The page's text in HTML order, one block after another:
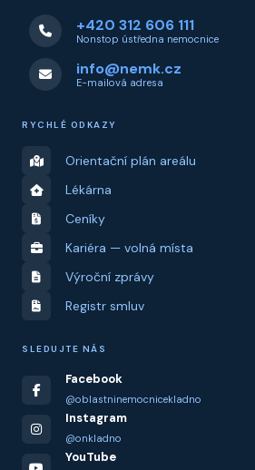
+420 312 606 111
Nonstop ústředna nemocnice
info@nemk.cz
E-mailová adresa
RYCHLÉ ODKAZY
Orientační plán areálu
Lékárna
Ceníky
Kariéra — volná místa
Výroční zprávy
Registr smluv
SLEDUJTE NÁS
Facebook
@oblastninemocnicekladno
Instagram
@onkladno
YouTube